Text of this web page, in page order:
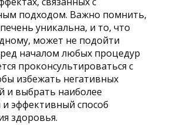
подходом. Важно помнить,
уникальна, и то, что
может не подойти
началом любых процедур
проконсультироваться с
избежать негативных
и выбрать наиболее
эффективный способ
здоровья.